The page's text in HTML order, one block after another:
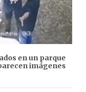
en un parque
imágenes